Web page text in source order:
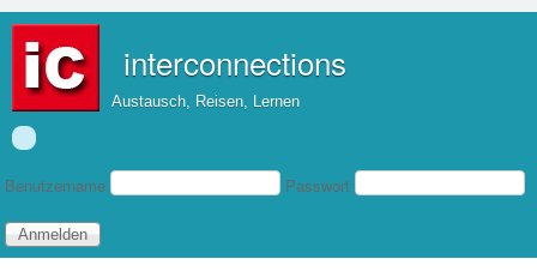
interconnections
Austausch, Reisen, Lernen
Benutzeranmeldung
Benutzername Passwort